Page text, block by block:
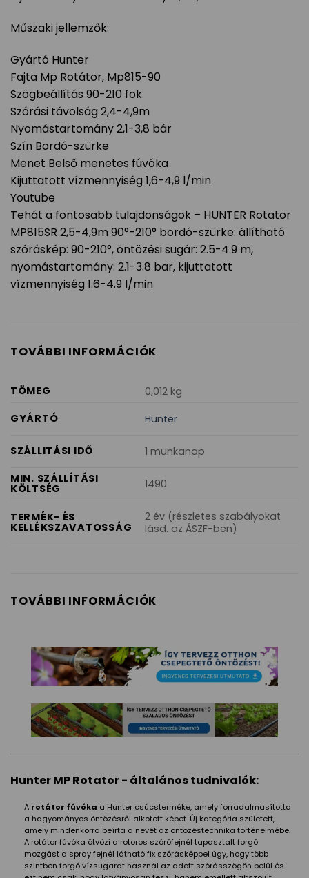
Műszaki jellemzők:
Gyártó Hunter
Fajta Mp Rotátor, Mp815-90
Szögbeállítás 90-210 fok
Szórási távolság 2,4-4,9m
Nyomástartomány 2,1-3,8 bár
Szín Bordó-szürke
Menet Belső menetes fúvóka
Kijuttatott vízmennyiség 1,6-4,9 l/min
Youtube
Tehát a fontosabb tulajdonságok – HUNTER Rotator
MP815SR 2,5-4,9m 90°-210° bordó-szürke: állítható
szóráskép: 90-210°, öntözési sugár: 2.5-4.9 m,
nyomástartomány: 2.1-3.8 bar, kijuttatott
vízmennyiség 1.6-4.9 l/min
TOVÁBBI INFORMÁCIÓK
TÖMEG
0,012 kg
GYÁRTÓ
Hunter
SZÁLLITÁSI IDŐ
1 munkanap
MIN. SZÁLLÍTÁSI
KÖLTSÉG 1490
TERMÉK- ÉS
KELLÉKSZAVATOSSÁG
2 év (részletes szabályokat
lásd. az ÁSZF-ben)
TOVÁBBI INFORMÁCIÓK
Hunter MP Rotator - általános tudnivalók:
A rotátor fúvóka a Hunter csúcsterméke, amely forradalmasította
a hagyományos öntözésről alkotott képet. Új kategória született,
amely mindenkorra beírta a nevét az öntözéstechnika történelmébe.
A rotátor fúvóka ötvözi a rotoros szórófejnél tapasztalt forgó
mozgást a spray fejnél látható fix szórásképpel úgy, hogy több
szintben forgó vízsugarat használ az adott szórásszögön belül és